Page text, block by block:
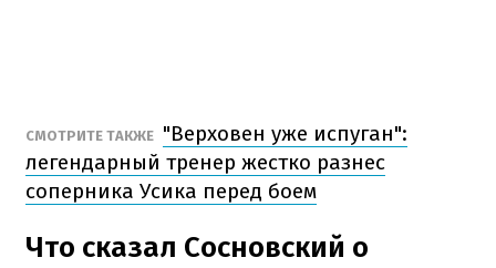
СМОТРИТЕ ТАКЖЕ "Верховен уже испуган":
легендарный тренер жестко разнес
соперника Усика перед боем
Что сказал Сосновский о